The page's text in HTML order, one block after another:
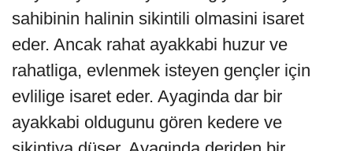
sahibinin halinin sikintili olmasini isaret
eder. Ancak rahat ayakkabi huzur ve
rahatliga, evlenmek isteyen gençler için
evlilige isaret eder. Ayaginda dar bir
ayakkabi oldugunu gören kedere ve